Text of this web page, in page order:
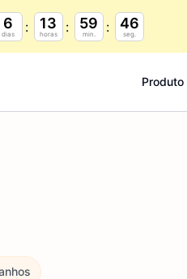
6
dias
13
horas
59
min.
45
seg.
Produto